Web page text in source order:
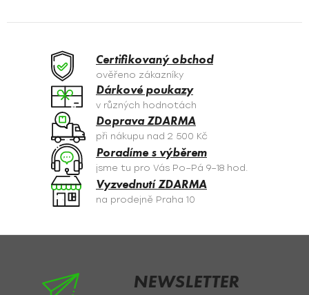
á
c
í
p
r
v
k
y
v
ý
p
s
Certifikovaný obchod
ověřeno zákazníky
Dárkové poukazy
v různých hodnotách
Doprava ZDARMA
při nákupu nad 2 500 Kč
Poradíme s výběrem
jsme tu pro Vás Po–Pá 9–18 hod.
Vyzvednutí ZDARMA
na prodejně Praha 10
NEWSLETTER